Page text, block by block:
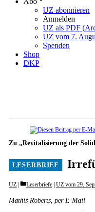
UZ abonnieren
Anmelden
UZ als PDF
UZ vom 7.
Spenden
Shop
DKP
Zu „Revitalisierung der
UZ Categories
Leserbriefe UZ vom 29.
Mathis Roberts, per E-Mail